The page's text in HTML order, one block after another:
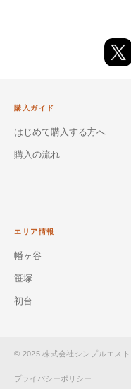
購入ガイド
はじめて購入する方へ
購入の流れ
エリア情報
幡ヶ谷
笹塚
初台
© 2025 株式会社シンプルエス
プライバシーポリシー